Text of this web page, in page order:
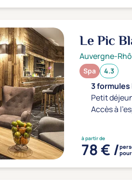
Le Pic
Auvergne-
Spa 4.3
3
Petit
Accès à
à partir de
78 € /